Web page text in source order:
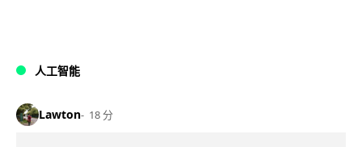
人工智能
Lawton 18 分